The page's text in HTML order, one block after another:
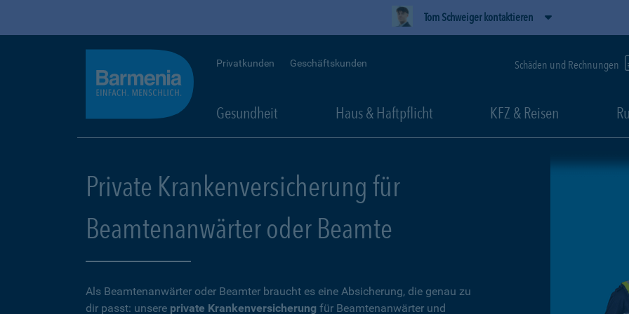
Tom Schweiger kontaktieren
Privatkunden Geschäftskunden Schäden und Rechnungen
Gesundheit Haus & Haftpflicht KFZ & Reisen
Private Krankenversicherung für
Beamtenanwärter oder Beamte
Als Beamtenanwärter oder Beamter braucht es eine Absicherung, die genau zu
dir passt: unsere private Krankenversicherung für Beamtenanwärter und